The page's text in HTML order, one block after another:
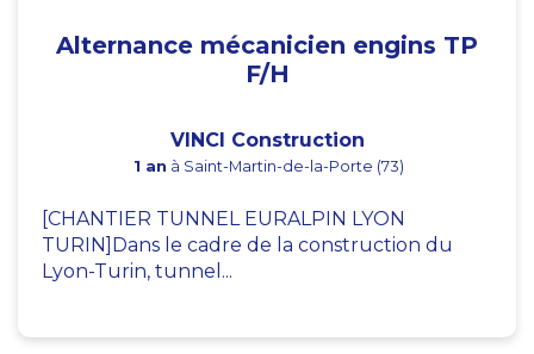
Alternance mécanicien engins TP
F/H
VINCI Construction
1 an à Saint-Martin-de-la-Porte (73)
[CHANTIER TUNNEL EURALPIN LYON
TURIN]Dans le cadre de la construction du
Lyon-Turin, tunnel...